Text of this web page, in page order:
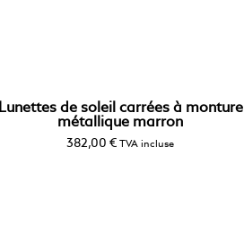
Lunettes de soleil carrées à monture
métallique marron
382,00€ TVA incluse